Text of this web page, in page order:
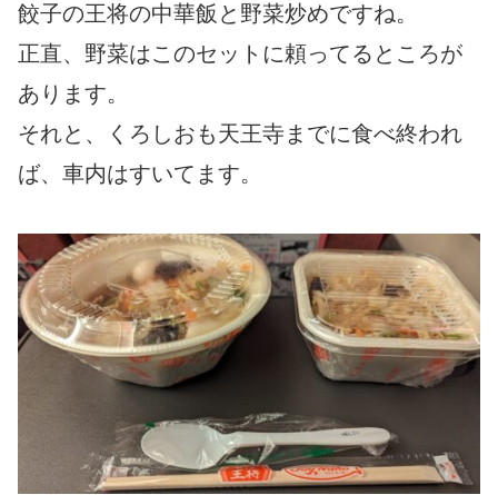
餃子の王将の中華飯と野菜炒めですね。
正直、野菜はこのセットに頼ってるところが
あります。
それと、くろしおも天王寺までに食べ終われ
ば、車内はすいてます。